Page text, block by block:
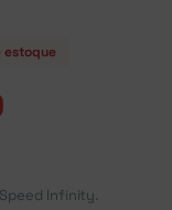
estoque
Infinity.